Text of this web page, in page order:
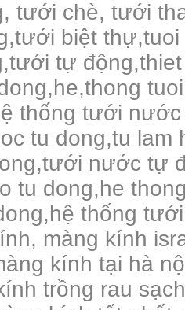
tưới chè, tưới
biệt thự,tuoi
tự
thống tưới
tu dong,tu lam
nước tự
tu dong,he
thống
màng kính
kính tại hà
trồng rau